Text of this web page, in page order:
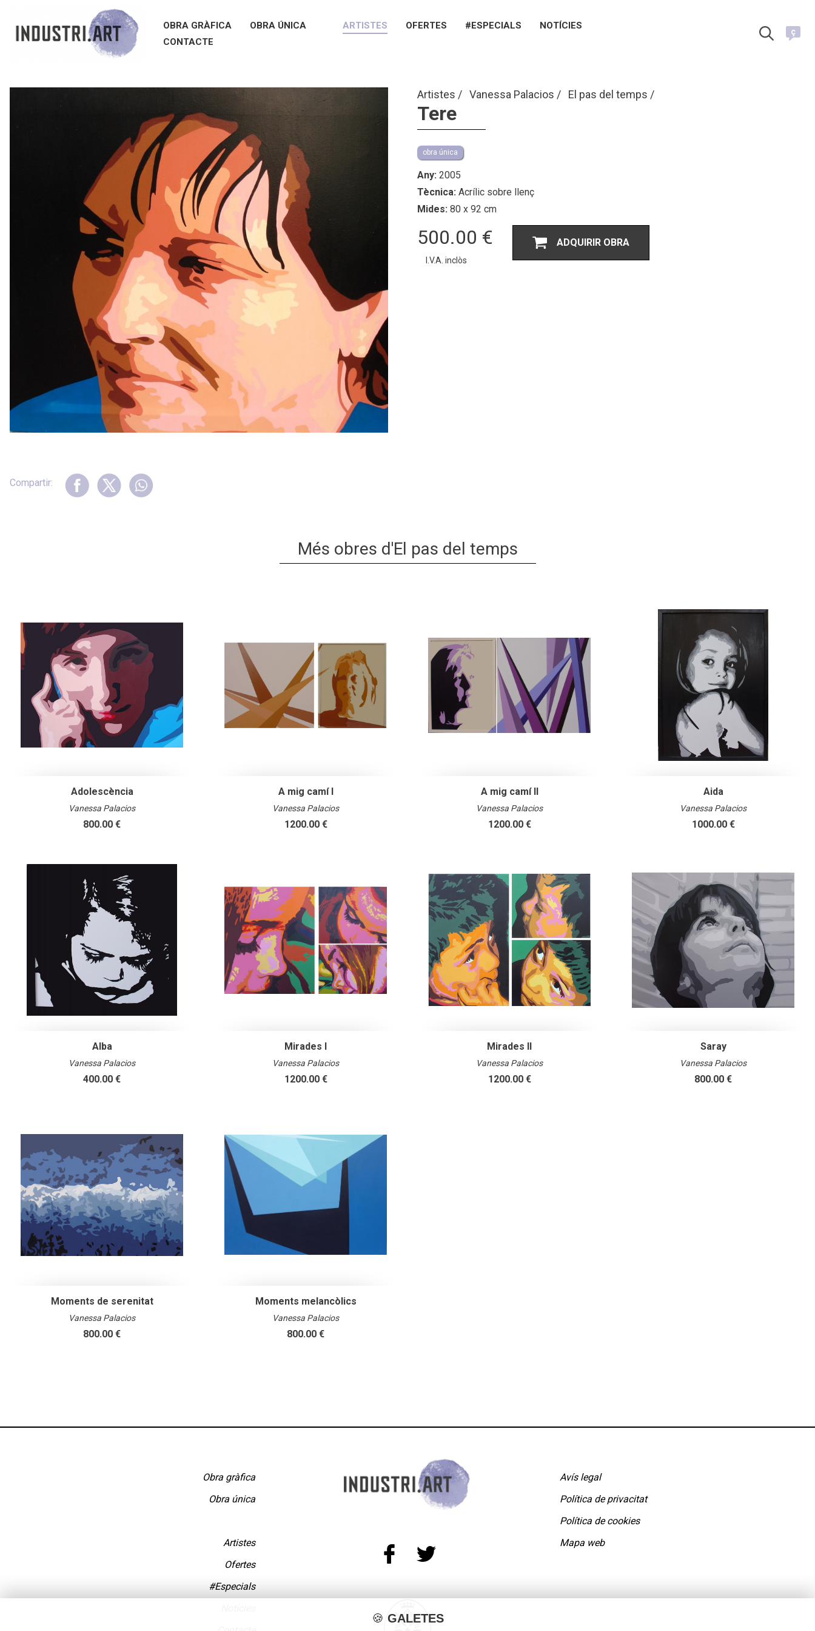
OBRA GRÀFICA OBRA ÚNICA ARTISTES OFERTES #ESPECIALS
NOTÍCIES
CONTACTE
ç
Artistes Vanessa Palacios El pas del temps
Tere
obra única
Any: 2005
Tècnica: Acrílic sobre llenç
Mides: 80 x 92 cm
500.00 €
I.V.A. inclòs
ADQUIRIR OBRA
Compartir:
Més obres d'El pas del temps
Adolescència
Vanessa Palacios
800.00 €
A mig camí I
Vanessa Palacios
1200.00 €
A mig camí II
Vanessa Palacios
1200.00 €
Aida
Vanessa Palacios
1000.00 €
Alba
Vanessa Palacios
400.00 €
Mirades I
Vanessa Palacios
1200.00 €
Mirades II
Vanessa Palacios
1200.00 €
Saray
Vanessa Palacios
800.00 €
Moments de serenitat
Vanessa Palacios
800.00 €
Moments melancòlics
Vanessa Palacios
800.00 €
Obra gràfica
Obra única
Artistes
Ofertes
#Especials
Avís legal
Política de privacitat
Política de cookies
Mapa web
🍪 GALETES